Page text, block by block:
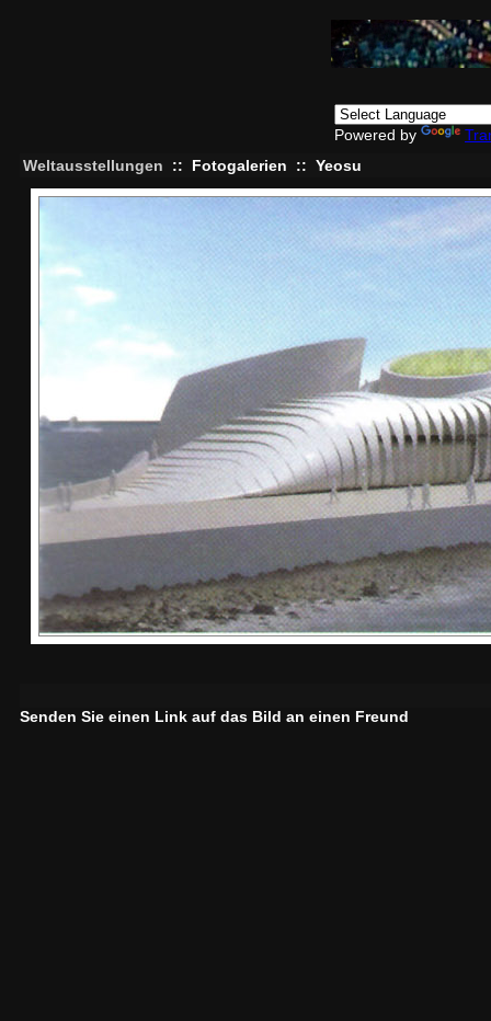
Powered by
Weltausstellungen
:: Fotogalerien :: Yeosu
Senden Sie einen Link auf das Bild an einen Freund